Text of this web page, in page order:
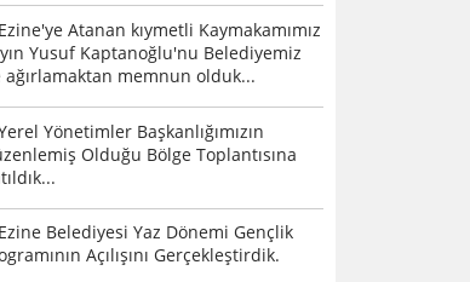
Ezine'ye Atanan kıymetli Kaymakamımız
Yusuf Kaptanoğlu'nu Belediyemiz
ağırlamaktan memnun olduk...
Yönetimler Başkanlığımızın
Olduğu Bölge Toplantısına
Ezine Belediyesi Yaz Dönemi Gençlik
Açılışını Gerçekleştirdik.